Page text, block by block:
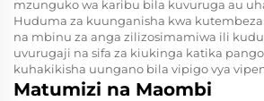
mzunguko wa karibu bila kuvuruga au
Huduma za kuunganisha kwa
na mbinu za anga zilizosimamiwa ili
uvurugaji na sifa za kiukinga katika
kuhakikisha uungano bila vipigo vya
Matumizi na Maombi